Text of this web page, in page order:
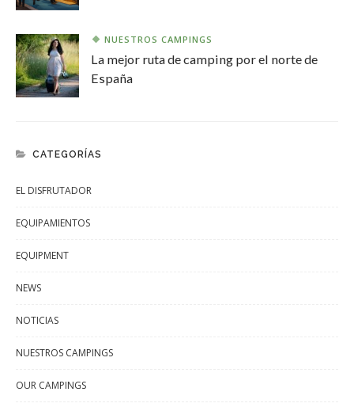
NUESTROS CAMPINGS
La mejor ruta de camping por el norte de
España
CATEGORÍAS
EL DISFRUTADOR
EQUIPAMIENTOS
EQUIPMENT
NEWS
NOTICIAS
NUESTROS CAMPINGS
OUR CAMPINGS